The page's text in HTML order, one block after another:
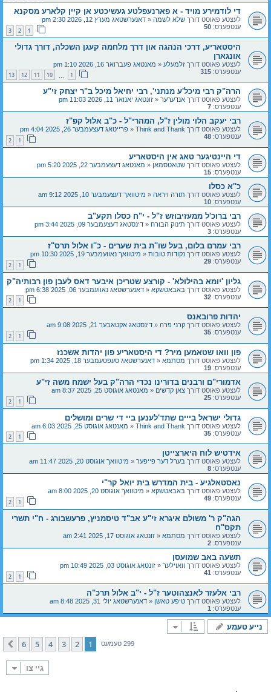
די לודמירע מויד - א פארנעפלטע געשיכטע אן קיין קלארע מסקנא
לעצטע פאוסט דורך שלא לשמה « דאנערשטאג מערץ 12, 2026 2:30 pm
ענטפערס: 50
1
2
3
היסטאריע, דרכי הנהגה און דרך מלחמה קעגן השכלה, דורך גדולי
אונגארן
לעצטע פאוסט דורך זלמעלע « מאנטאג פעברואר 16, 2026 1:10 pm
ענטפערס: 315
1
10
11
12
13
הרה"ק רבי מיכל'ע מנתני', רבי יחיאל מיכל ב"ר יצחק זי"ע
לעצטע פאוסט דורך אנדערער « זונטאג יאנואר 11, 2026 11:03 pm
ענטפערס: 7
רבי יעקב הלוי מולין ז"ל, המהרי"ל - כ"ב אלול קפ"ז
לעצטע פאוסט דורך Think and Thank
« פרייטאג דעצעמבער 26, 2025 4:04 pm
ענטפערס: 48
1
2
די היינטיגער טאג אין היסטאריע
לעצטע פאוסט דורך שטאטסמאן « מאנטאג דעצעמבער 22, 2025 5:20 pm
ענטפערס: 15
כ''א כסלו
לעצטע פאוסט דורך תורה ויראה « מיטוואך דעצעמבער 10, 2025 9:12 am
ענטפערס: 10
רבי ברוכ'ל ממעזיבוזש ז"ל - י"ח כסלו תקע"ב
לעצטע פאוסט דורך תינוק הבורח « דינסטאג דעצעמבער 09, 2025 3:44 pm
ענטפערס: 3
רבי עמרם בלום, בעל שו''ת בית שערים - כ''ו אלול תרס"ז
לעצטע פאוסט דורך נקודות טובות « מיטוואך נאוועמבער 19, 2025 10:30 pm
ענטפערס: 29
1
2
גליון 'יומא בהילולא' - קורצע שטריכן איבער דאס לעבן פון רבותיה"ק
לעצטע פאוסט דורך באבאטשקא « דאנערשטאג נאוועמבער 06, 2025 6:38 pm
ענטפערס: 32
1
2
יהדות פרובאנס
לעצטע פאוסט דורך קרני פרה « דינסטאג אקטאבער 21, 2025 9:08 am
ענטפערס: 35
1
2
פון וואו שטאמען מיר? די היסטאריע פון יהדות אשכנז
לעצטע פאוסט דורך מסתמא « דאנערשטאג סעפטעמבער 18, 2025 1:34 pm
ענטפערס: 19
אדמורי"ם ורבנים בדורינו נכדי הרה"ק בעל ישמח משה זי"ע
לעצטע פאוסט דורך צאן קדשים « מאנטאג אוגוסט 25, 2025 8:37 am
ענטפערס: 25
1
2
גדולי ישראל בייים שתד'לענען ביי די שרים ומושלים
לעצטע פאוסט דורך Think and Thank
« מאנטאג אוגוסט 25, 2025 6:03 am
ענטפערס: 35
1
2
אידטיש לוח היארצייטן
לעצטע פאוסט דורך בערל דער פייפער « מיטוואך אוגוסט 20, 2025 11:47 am
ענטפערס: 8
נאסטאלגיע - בית המדרש בית יואל קר"י
לעצטע פאוסט דורך באבאטשקא « מיטוואך אוגוסט 20, 2025 8:00 am
ענטפערס: 49
1
2
הגה"ק ר' משולם איגרא זי"ע אב"ד טיסמניץ, פרעשבורג - ח"י תשרי
תקס"ח
לעצטע פאוסט דורך מסתמא « זונטאג אוגוסט 17, 2025 2:41 am
ענטפערס: 2
תשעה באב שמועסן
לעצטע פאוסט דורך וואוילער « זונטאג אוגוסט 03, 2025 10:49 pm
ענטפערס: 41
1
2
רבי אלעזר לאנצהוטער ז"ל - י"ב אלול תרכ"ה
לעצטע פאוסט דורך טיפע טאשן « דאנערשטאג יולי 31, 2025 8:48 am
ענטפערס: 1
נייע טעמע
299 טעמעס 1
2
3
4
5
6
קומענדיגע
גיי צו